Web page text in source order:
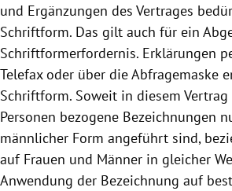
und Ergänzungen des Vertrages
Schriftform. Das gilt auch für ein
Schriftformerfordernis. Erklärungen
Telefax oder über die Abfragemaske
Schriftform. Soweit in diesem
Personen bezogene Bezeichnungen
männlicher Form angeführt sind,
auf Frauen und Männer in gleicher
Anwendung der Bezeichnung auf